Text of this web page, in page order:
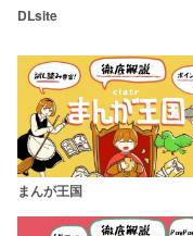
DLsite
まんが王国